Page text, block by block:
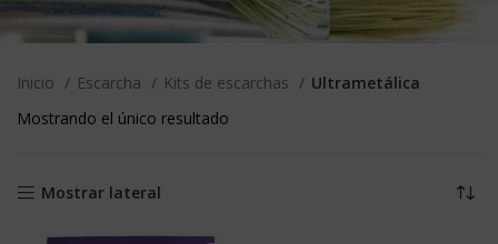
Inicio Escarcha Kits de escarchas
Ultrametálica
Mostrando el único resultado
Mostrar lateral